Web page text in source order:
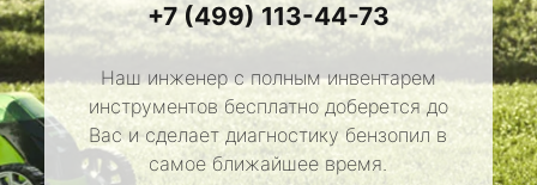
+7 (499) 113-44-73
Наш инженер с полным инвентарем
инструментов бесплатно доберется до
Вас и сделает диагностику бензопил в
самое ближайшее время.